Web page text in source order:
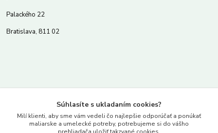
Palackého 22
Bratislava, 811 02
www.merkantil.sk
Súhlasíte s ukladaním cookies?
Milí klienti, aby sme vám vedeli čo najlepšie odporúčať a ponúkať
maliarske a umelecké potreby, potrebujeme si do vášho